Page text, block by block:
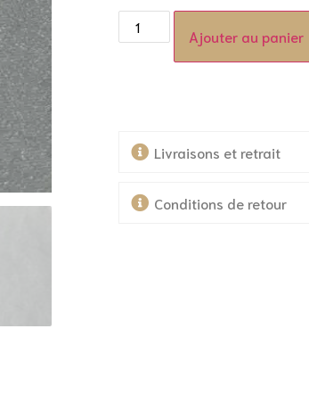
Ajouter au panier
Livraisons et retrait
Conditions de retour